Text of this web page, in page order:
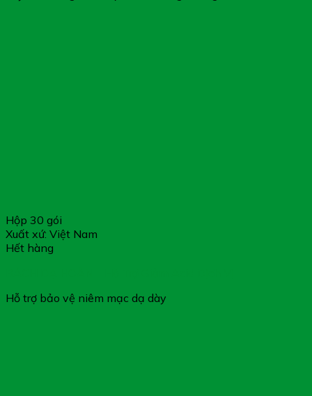
Hộp 30 gói
Xuất xứ: Việt Nam
Hết hàng
Hỗ trợ bảo vệ niêm mạc dạ dày